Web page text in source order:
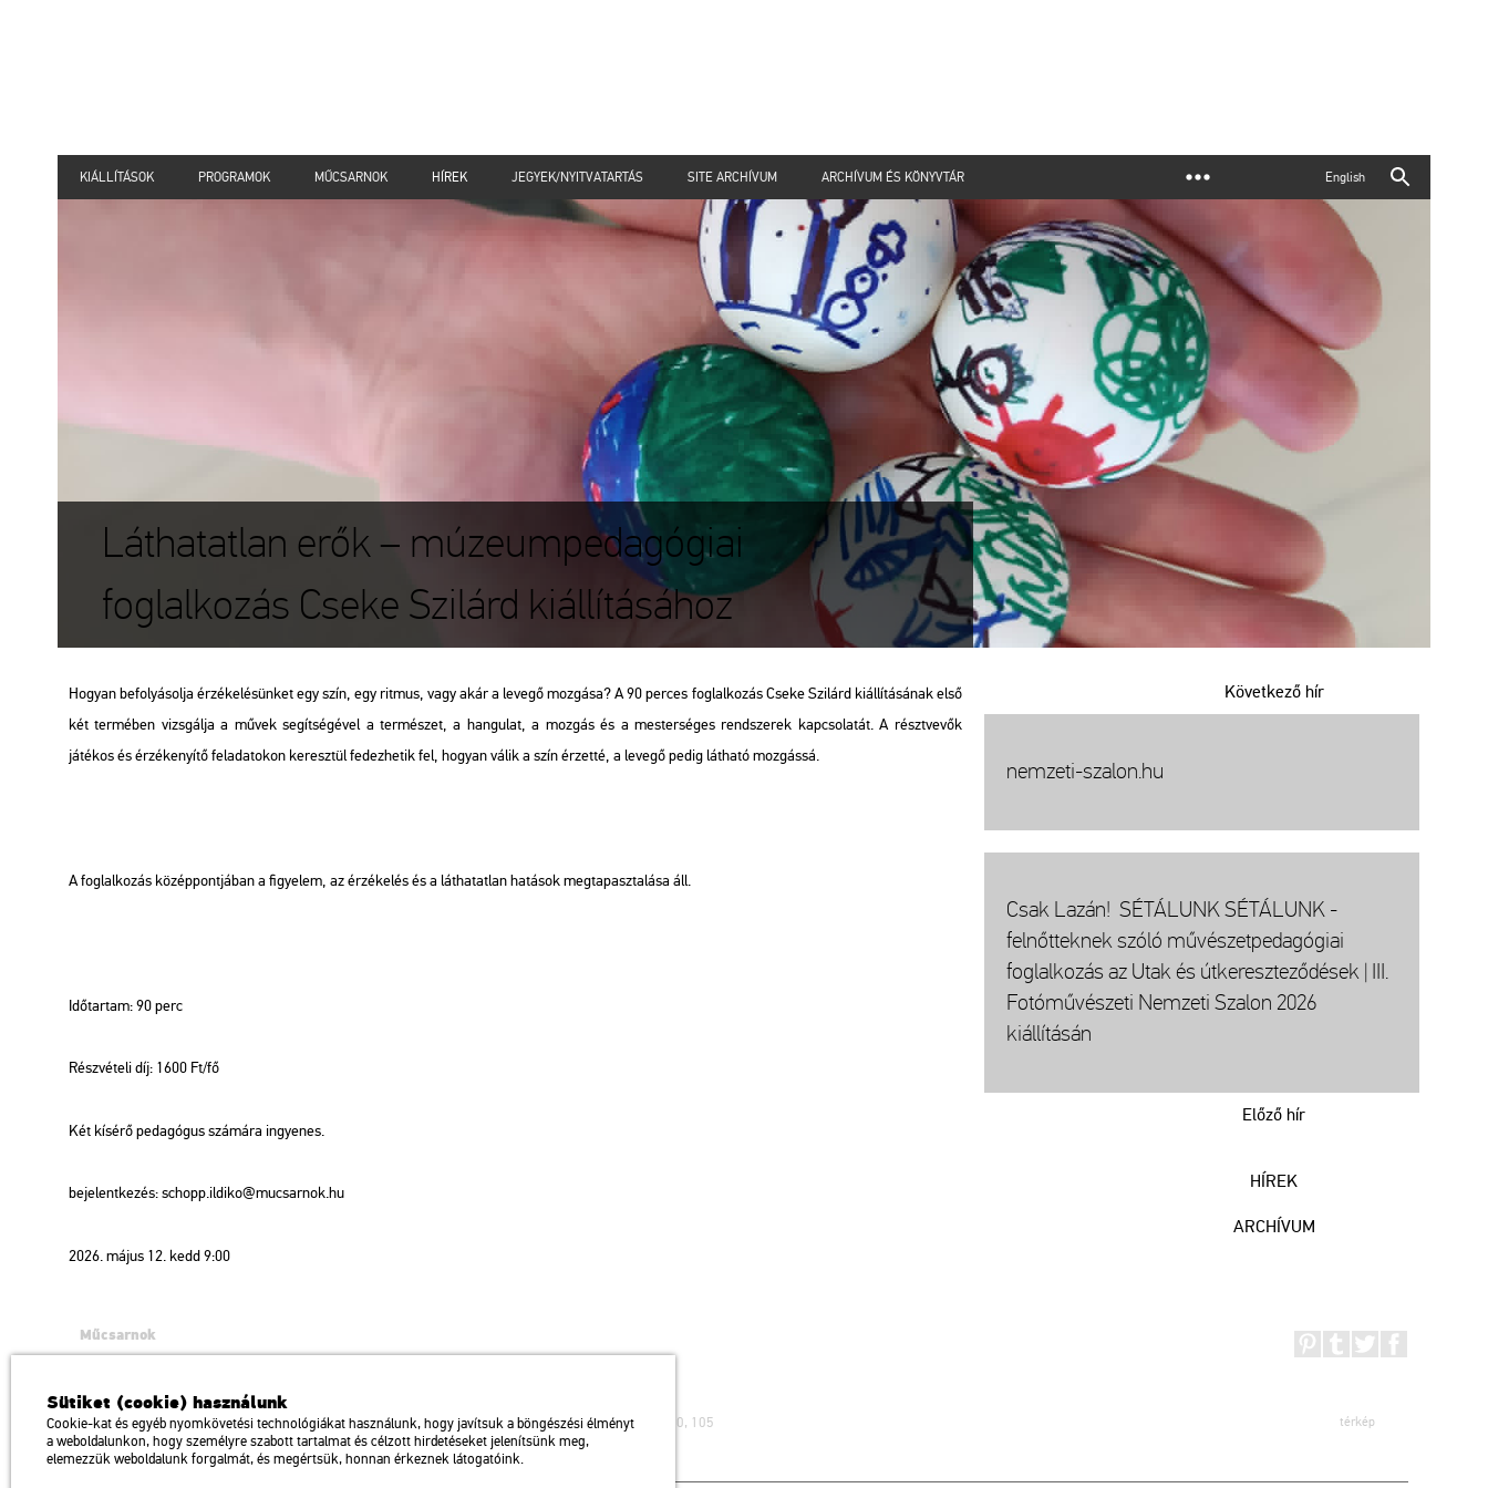
KIÁLLÍTÁSOK PROGRAMOK MŰCSARNOK HÍREK JEGYEK/NYITVATARTÁS SITE ARCHÍVUM ARCHÍVUM ÉS KÖNYVTÁR English
Láthatatlan erők – múzeumpedagógiai
foglalkozás Cseke Szilárd kiállításához
Hogyan befolyásolja érzékelésünket egy szín, egy ritmus, vagy akár a levegő mozgása? A 90 perces foglalkozás Cseke Szilárd kiállításának első
két termében vizsgálja a művek segítségével a természet, a hangulat, a mozgás és a mesterséges rendszerek kapcsolatát. A résztvevők
játékos és érzékenyítő feladatokon keresztül fedezhetik fel, hogyan válik a szín érzetté, a levegő pedig látható mozgássá.
A foglalkozás középpontjában a figyelem, az érzékelés és a láthatatlan hatások megtapasztalása áll.
Időtartam: 90 perc
Részvételi díj: 1600 Ft/fő
Két kísérő pedagógus számára ingyenes.
bejelentkezés: schopp.ildiko@mucsarnok.hu
2026. május 12. kedd 9:00
Következő hír
nemzeti-szalon.hu
Csak Lazán! SÉTÁLUNK SÉTÁLUNK -
felnőtteknek szóló művészetpedagógiai
foglalkozás az Utak és útkereszteződések | III.
Fotóművészeti Nemzeti Szalon 2026
kiállításán
Előző hír
HÍREK
ARCHÍVUM
Műcsarnok
1146 Budapest, Dózsa György út 37.
Megközelíthető: Millenniumi Földalatti Vasút – Hősök tere megálló Trolibusz: 75, 79 / Autóbusz: 20, 30, 105
Impresszum Sitemap Adatvédelem
térkép
Sütiket (cookie) használunk
Cookie-kat és egyéb nyomkövetési technológiákat használunk, hogy javítsuk a böngészési élményt
a weboldalunkon, hogy személyre szabott tartalmat és célzott hirdetéseket jelenítsünk meg,
elemezzük weboldalunk forgalmát, és megértsük, honnan érkeznek látogatóink.